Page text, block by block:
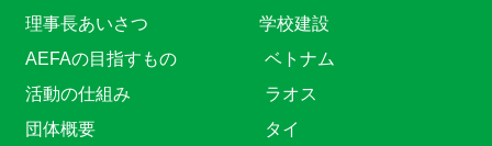
理事長あいさつ
AEFAの目指すもの
活動の仕組み
団体概要
学校建設
ベトナム
ラオス
タイ